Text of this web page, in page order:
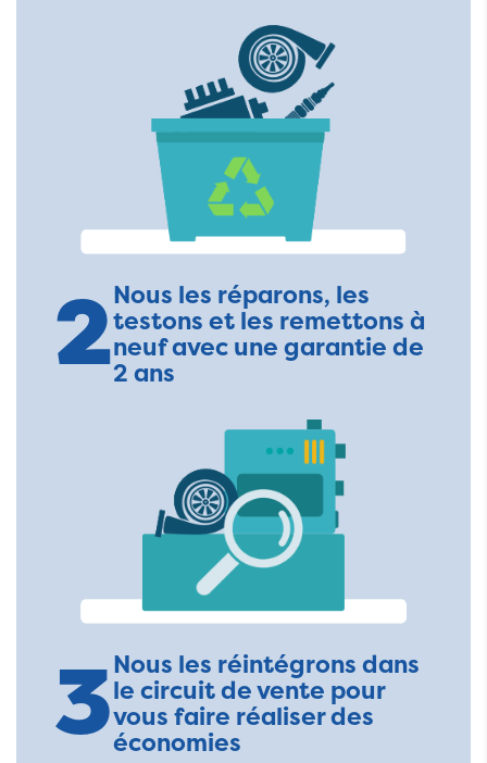
2Nous les réparons, les
testons et les remettons à
neuf avec une garantie de
2 ans
3Nous les réintégrons dans
le circuit de vente pour
vous faire réaliser des
économies